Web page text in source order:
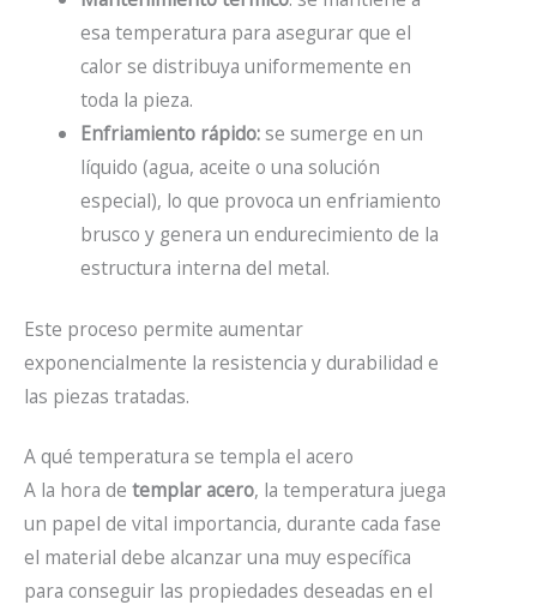
esa temperatura para asegurar que el
calor se distribuya uniformemente en
toda la pieza.
Enfriamiento rápido:se sumerge en un
líquido (agua, aceite o una solución
especial), lo que provoca un enfriamiento
brusco y genera un endurecimiento de la
estructura interna del metal.
Este proceso permite aumentar
exponencialmente la resistencia y durabilidad e
las piezas tratadas.
A qué temperatura se templa el acero
A la hora de templar acero, la temperatura juega
un papel de vital importancia, durante cada fase
el material debe alcanzar una muy específica
para conseguir las propiedades deseadas en el